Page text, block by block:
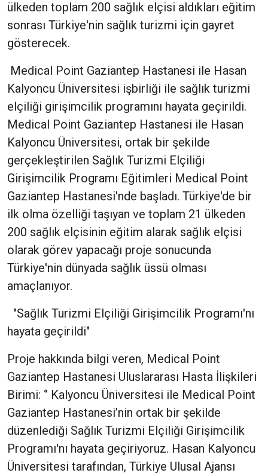
ülkeden toplam 200 sağlık elçisi aldıkları eğitim
sonrası Türkiye'nin sağlık turizmi için gayret
gösterecek.
Medical Point Gaziantep Hastanesi ile Hasan
Kalyoncu Üniversitesi işbirliği ile sağlık turizmi
elçiliği girişimcilik programını hayata geçirildi.
Medical Point Gaziantep Hastanesi ile Hasan
Kalyoncu Üniversitesi, ortak bir şekilde
gerçekleştirilen Sağlık Turizmi Elçiliği
Girişimcilik Programı Eğitimleri Medical Point
Gaziantep Hastanesi'nde başladı. Türkiye'de bir
ilk olma özelliği taşıyan ve toplam 21 ülkeden
200 sağlık elçisinin eğitim alarak sağlık elçisi
olarak görev yapacağı proje sonucunda
Türkiye'nin dünyada sağlık üssü olması
amaçlanıyor.
"Sağlık Turizmi Elçiliği Girişimcilik Programı'nı
hayata geçirildi"
Proje hakkında bilgi veren, Medical Point
Gaziantep Hastanesi Uluslararası Hasta İlişkileri
Birimi: ‘’ Kalyoncu Üniversitesi ile Medical Point
Gaziantep Hastanesi’nin ortak bir şekilde
düzenlediği Sağlık Turizmi Elçiliği Girişimcilik
Programı'nı hayata geçiriyoruz. Hasan Kalyoncu
Üniversitesi tarafından, Türkiye Ulusal Ajansı